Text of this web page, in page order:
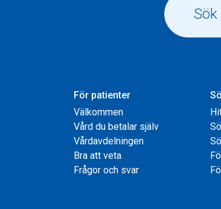
För patienter
Välkommen
Vård du betalar själv
Vårdavdelningen
Bra att veta
Frågor och svar